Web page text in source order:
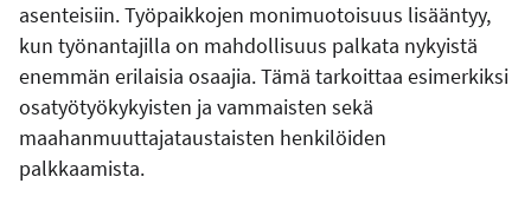
asenteisiin. Työpaikkojen monimuotoisuus lisääntyy,
kun työnantajilla on mahdollisuus palkata nykyistä
enemmän erilaisia osaajia. Tämä tarkoittaa esimerkiksi
osatyötyökykyisten ja vammaisten sekä
maahanmuuttajataustaisten henkilöiden
palkkaamista.